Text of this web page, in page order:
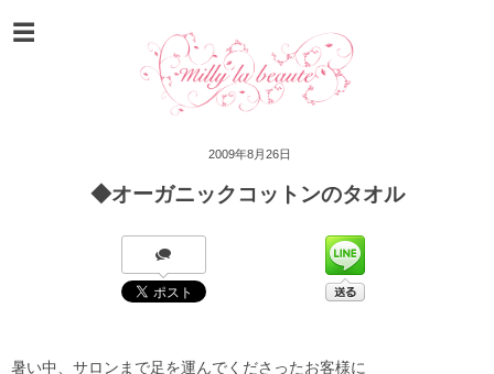
2009年8月26日
◆オーガニックコットンのタオル
暑い中、サロンまで足を運んでくださったお客様に